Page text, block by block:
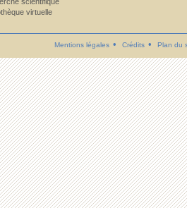
scientifique
virtuelle
Mentions légales Crédits Plan du